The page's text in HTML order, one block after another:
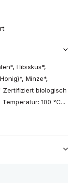
Hibiskus*,
Minze*,
Zertifiziert biologisch
100 °C...